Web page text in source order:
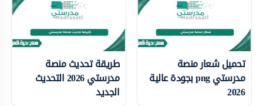
تحميل شعار منصة
مدرستي png بجودة عالية
2026
طريقة تحديث منصة
مدرستي 2026 التحديث
الجديد